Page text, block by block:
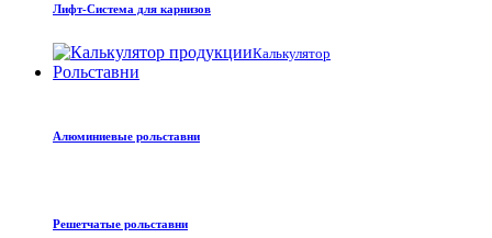
Лифт-Система для карнизов
Калькулятор
Рольставни
Алюминиевые рольставни
Решетчатые рольставни